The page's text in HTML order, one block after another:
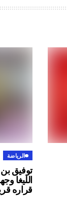
الرياضة
توفيق
الليغا
قراره